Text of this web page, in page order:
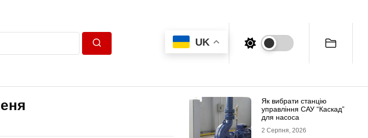
UK
Як вибрати станцію
управління САУ “Каскад”
для насоса
2 Серпня, 2026